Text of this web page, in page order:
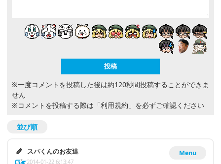
※一度コメントを投稿した後は約120秒間投稿することができま
せん
※コメントを投稿する際は 「利用規約」 を必ずご確認ください
並び順
Menu
スパくんのお友達
2014-01-22 6:13:47